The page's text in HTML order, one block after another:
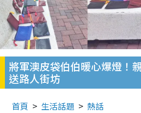
將軍澳皮袋伯伯暖心爆燈！
送路人街坊
首頁 生活話題 熱話